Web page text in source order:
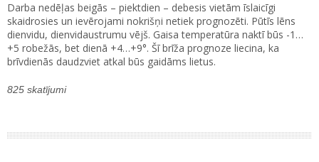
Darba nedēļas beigās – piektdien – debesis vietām īslaicīgi
skaidrosies un ievērojami nokrišņi netiek prognozēti. Pūtīs lēns
dienvidu, dienvidaustrumu vējš. Gaisa temperatūra naktī būs -1…
+5 robežās, bet dienā +4…+9°. Šī brīža prognoze liecina, ka
brīvdienās daudzviet atkal būs gaidāms lietus.
825 skatījumi